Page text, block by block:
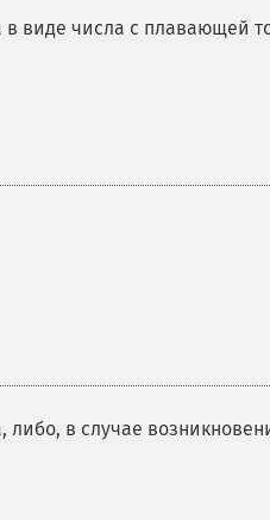
в виде числа с плавающей
либо, в случае